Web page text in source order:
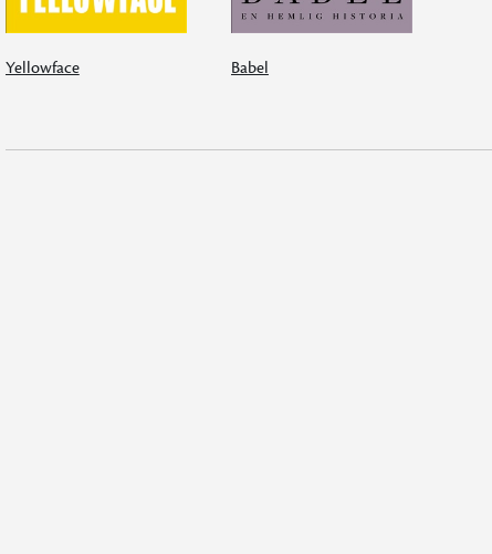
Yellowface Babel